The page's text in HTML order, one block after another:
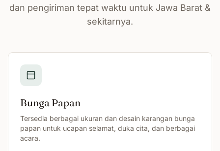
dan pengiriman tepat waktu untuk Jawa Barat &
sekitarnya.
Bunga Papan
Tersedia berbagai ukuran dan desain karangan bunga
papan untuk ucapan selamat, duka cita, dan berbagai
acara.